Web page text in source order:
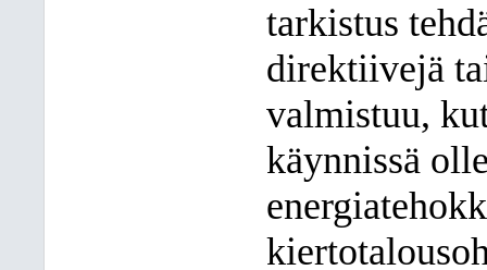
tarkistus
direktiivejä
valmistuu,
käynnissä